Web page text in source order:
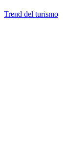
Trend del turismo